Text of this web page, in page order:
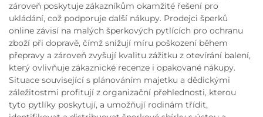
zároveň poskytuje zákazníkům okamžité řešení pro
ukládání, což podporuje další nákupy. Prodejci šperků
online závisí na malých šperkových pytlících pro ochranu
zboží při dopravě, čímž snižují míru poškození během
přepravy a zároveň zvyšují kvalitu zážitku z otevírání balení,
který ovlivňuje zákaznické recenze i opakované nákupy.
Situace související s plánováním majetku a dědickými
záležitostmi profitují z organizační přehlednosti, kterou
tyto pytlíky poskytují, a umožňují rodinám třídit,